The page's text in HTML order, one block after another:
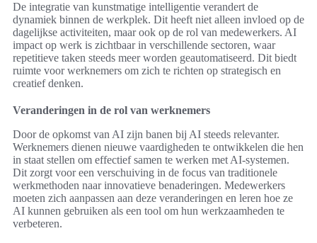
De integratie van kunstmatige intelligentie verandert de
dynamiek binnen de werkplek. Dit heeft niet alleen invloed op de
dagelijkse activiteiten, maar ook op de rol van medewerkers. AI
impact op werk is zichtbaar in verschillende sectoren, waar
repetitieve taken steeds meer worden geautomatiseerd. Dit biedt
ruimte voor werknemers om zich te richten op strategisch en
creatief denken.
Veranderingen in de rol van werknemers
Door de opkomst van AI zijn banen bij AI steeds relevanter.
Werknemers dienen nieuwe vaardigheden te ontwikkelen die hen
in staat stellen om effectief samen te werken met AI-systemen.
Dit zorgt voor een verschuiving in de focus van traditionele
werkmethoden naar innovatieve benaderingen. Medewerkers
moeten zich aanpassen aan deze veranderingen en leren hoe ze
AI kunnen gebruiken als een tool om hun werkzaamheden te
verbeteren.